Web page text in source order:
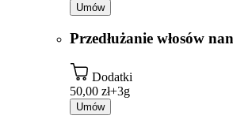
Umów
Przedłużanie włosów
Dodatki
50,00 zł+3g
Umów